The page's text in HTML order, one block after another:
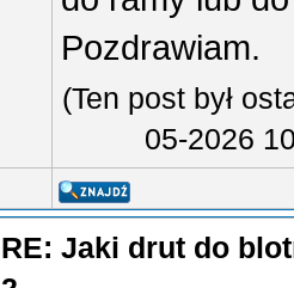
Pozdrawiam.
(Ten post był
05-2026
RE: Jaki drut do